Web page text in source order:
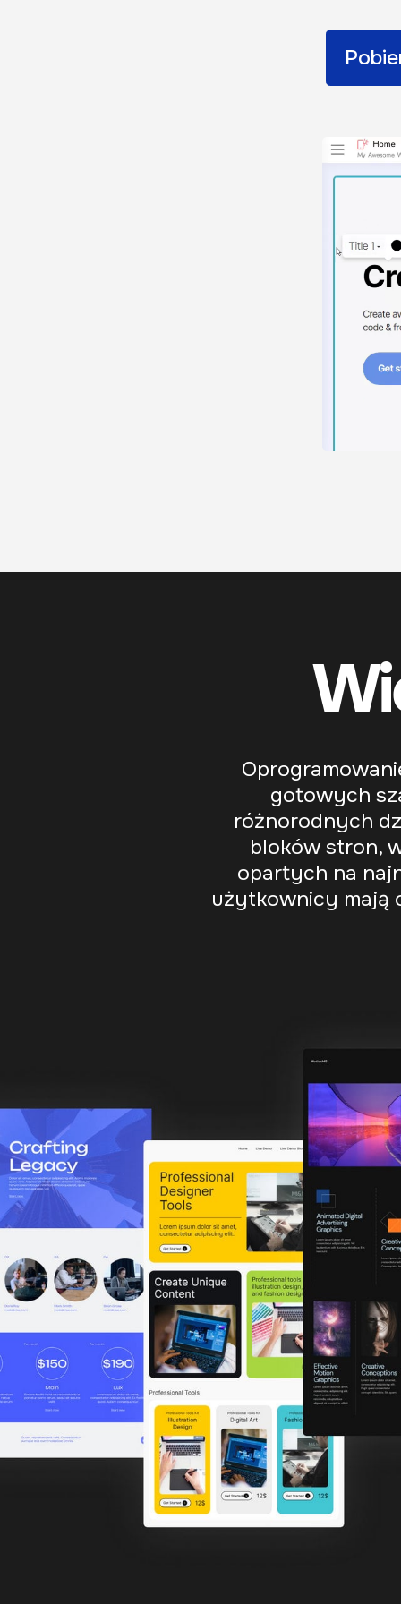
gotowych
różnorodnych
bloków stron,
opartych na
użytkownicy mają